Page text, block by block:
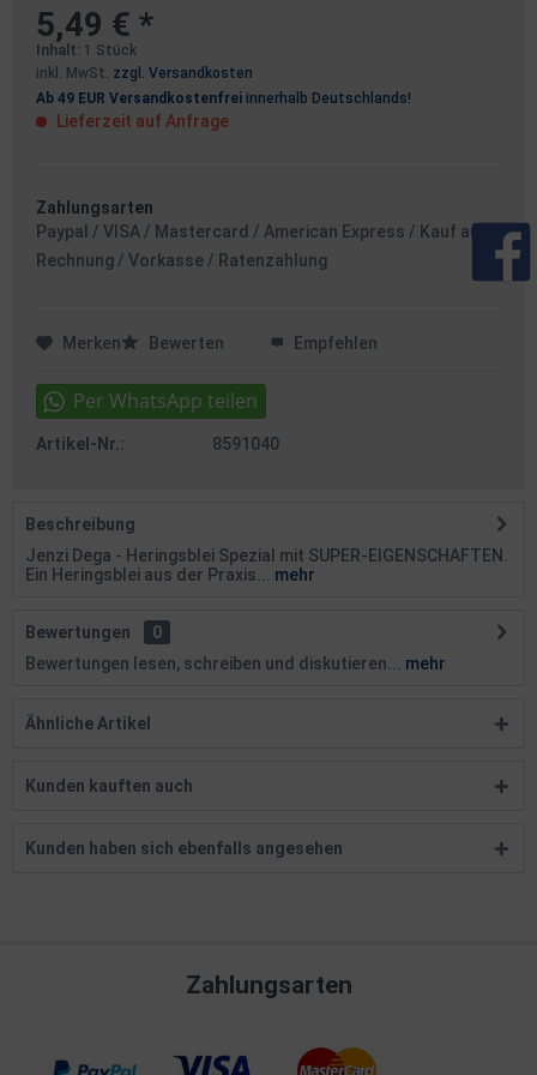
5,49 € *
Inhalt: 1 Stück
inkl. MwSt. zzgl. Versandkosten
Ab 49 EUR Versandkostenfrei innerhalb Deutschlands!
Lieferzeit auf Anfrage
Zahlungsarten
Paypal / VISA / Mastercard / American Express / Kauf auf
Rechnung / Vorkasse / Ratenzahlung
Merken Bewerten Empfehlen
Artikel-Nr.: 8591040
Beschreibung
Jenzi Dega - Heringsblei Spezial mit SUPER-EIGENSCHAFTEN.
Ein Heringsblei aus der Praxis...
mehr
Bewertungen
0
Bewertungen lesen, schreiben und diskutieren...
mehr
Ähnliche Artikel
Kunden kauften auch
Kunden haben sich ebenfalls angesehen
Zahlungsarten